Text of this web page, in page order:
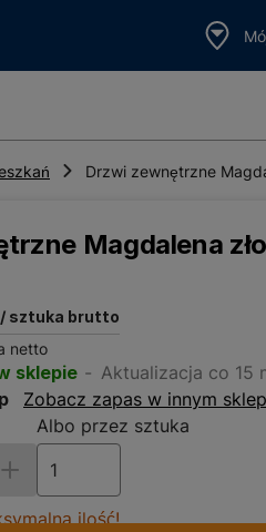
Drzwi zewnętrzne
Magdalena
/ sztuka brutto
netto
sklepie
Aktualizacja co 15
Zobacz zapas w innym
Albo przez sztuka
ilość!